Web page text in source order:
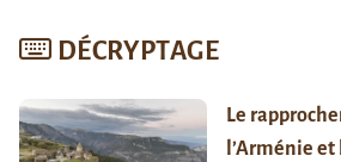
DÉCRYPTAGE
Le
l’Arménie et